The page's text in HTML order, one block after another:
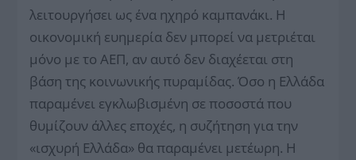
λειτουργήσει ως ένα ηχηρό καμπανάκι. Η
οικονομική ευημερία δεν μπορεί να μετριέται
μόνο με το ΑΕΠ, αν αυτό δεν διαχέεται στη
βάση της κοινωνικής πυραμίδας. Όσο η Ελλάδα
παραμένει εγκλωβισμένη σε ποσοστά που
θυμίζουν άλλες εποχές, η συζήτηση για την
«ισχυρή Ελλάδα» θα παραμένει μετέωρη. Η